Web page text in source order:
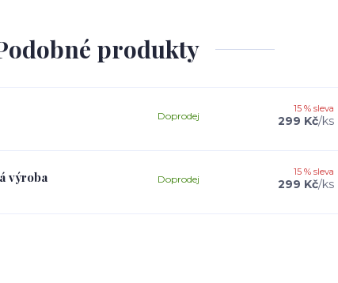
produkty
15 % sleva
299 Kč/ks
Doprodej
výroba 15 % sleva
299 Kč/ks
Doprodej